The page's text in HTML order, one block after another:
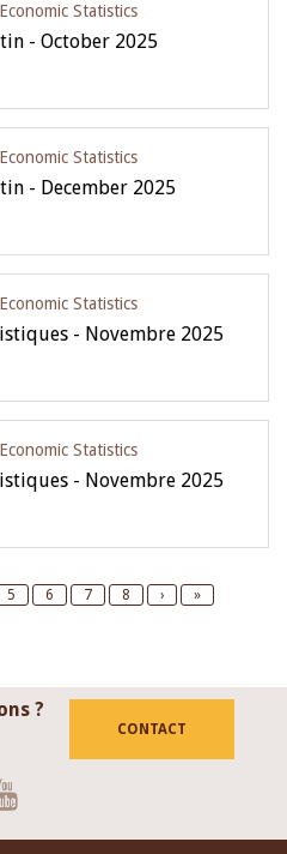
Statistics
- October 2025
Statistics
- December 2025
Statistics
- Novembre 2025
Statistics
- Novembre 2025
Page
5 Page
6 Page
7 Page
8
Next
›
Last
»
?
CONTACT